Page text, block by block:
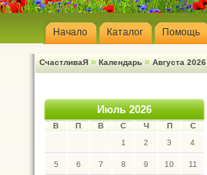
Начало Каталог Помощь
СчастливаЯ » Календарь » Августа 2026
Июль 2026
В П В С Ч П
С
1
2 3 4
5 6 7 8 9 10 11